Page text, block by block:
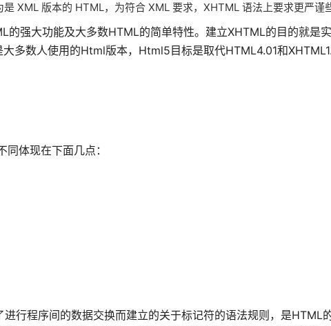
XML 版本的 HTML，为符合 XML 要求，XHTML 语法上要求更严谨
强大功能及大多数HTML的简单特性。建立XHTML的目的就是
多数人使用的Html版本，Html5目标是取代HTML4.01和
体现在下面几点：
进行程序间的数据交换而建立的关于标记符的语法规则，是HTML